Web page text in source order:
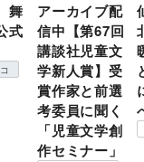
舞
式
アーカイブ配
信中【第67回
講談社児童文
学新人賞】受
賞作家と前選
考委員に聞く
「児童文学創
作セミナー」